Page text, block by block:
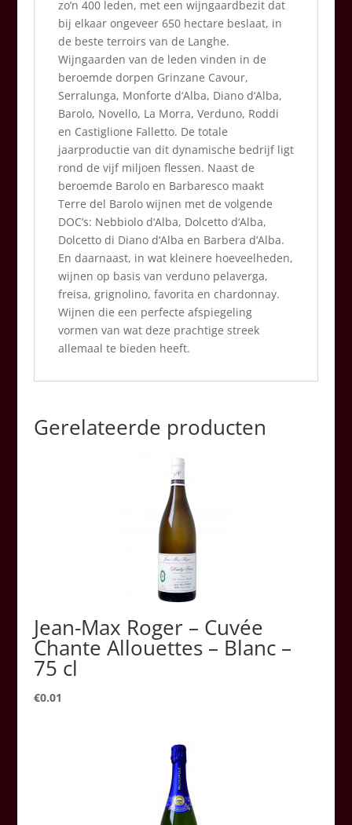
zo’n 400 leden, met een wijngaardbezit dat
bij elkaar ongeveer 650 hectare beslaat, in
de beste terroirs van de Langhe.
Wijngaarden van de leden vinden in de
beroemde dorpen Grinzane Cavour,
Serralunga, Monforte d‘Alba, Diano d‘Alba,
Barolo, Novello, La Morra, Verduno, Roddi
en Castiglione Falletto. De totale
jaarproductie van dit dynamische bedrijf ligt
rond de vijf miljoen flessen. Naast de
beroemde Barolo en Barbaresco maakt
Terre del Barolo wijnen met de volgende
DOC’s: Nebbiolo d‘Alba, Dolcetto d‘Alba,
Dolcetto di Diano d‘Alba en Barbera d‘Alba.
En daarnaast, in wat kleinere hoeveelheden,
wijnen op basis van verduno pelaverga,
freisa, grignolino, favorita en chardonnay.
Wijnen die een perfecte afspiegeling
vormen van wat deze prachtige streek
allemaal te bieden heeft.
Gerelateerde producten
Jean-Max Roger – Cuvée
Chante Allouettes – Blanc –
75 cl
€0.01